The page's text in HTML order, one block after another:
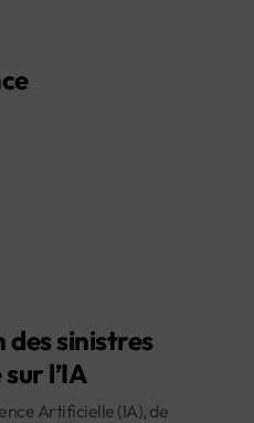
sinistres
l’IA
Artificielle (IA), de